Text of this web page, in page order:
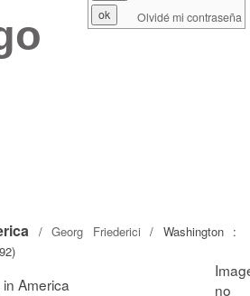
/ Georg Friederici / Washington :
America
Olvidé mi contraseña